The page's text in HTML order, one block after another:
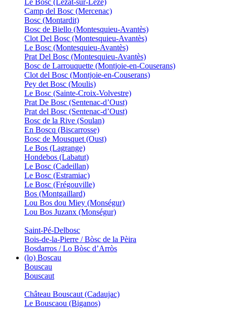
Le Bosc (Lézat-sur-Lèze)
Camp del Bosc (Mercenac)
Bosc (Montardit)
Bosc de Biello (Montesquieu-Avantès)
Clot Del Bosc (Montesquieu-Avantès)
Le Bosc (Montesquieu-Avantès)
Prat Del Bosc (Montesquieu-Avantès)
Bosc de Larrouquette (Montjoie-en-Couserans)
Clot del Bosc (Montjoie-en-Couserans)
Pey det Bosc (Moulis)
Le Bosc (Sainte-Croix-Volvestre)
Prat De Bosc (Sentenac-d’Oust)
Prat del Bosc (Sentenac-d’Oust)
Bosc de la Rive (Soulan)
En Boscq (Biscarrosse)
Bosc de Mousquet (Oust)
Le Bos (Lagrange)
Hondebos (Labatut)
Le Bosc (Cadeillan)
Le Bosc (Estramiac)
Le Bosc (Frégouville)
Bos (Montgaillard)
Lou Bos dou Miey (Monségur)
Lou Bos Juzanx (Monségur)
Saint-Pé-Delbosc
Bois-de-la-Pierre / Bòsc de la Pèira
Bosdarros / Lo Bòsc d’Arròs
(lo) Boscau
Bouscau
Bouscaut
Château Bouscaut (Cadaujac)
Le Bouscaou (Biganos)